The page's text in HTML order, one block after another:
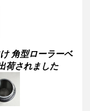
角型ローラーベ
荷されました